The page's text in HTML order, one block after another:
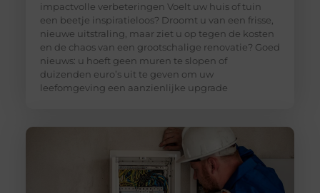
impactvolle verbeteringen Voelt uw huis of tuin
een beetje inspiratieloos? Droomt u van een frisse,
nieuwe uitstraling, maar ziet u op tegen de kosten
en de chaos van een grootschalige renovatie? Goed
nieuws: u hoeft geen muren te slopen of
duizenden euro’s uit te geven om uw
leefomgeving een aanzienlijke upgrade